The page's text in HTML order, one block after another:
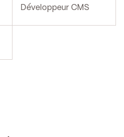
Développeur CMS